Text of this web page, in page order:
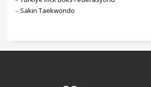
– Sakin Taekwondo